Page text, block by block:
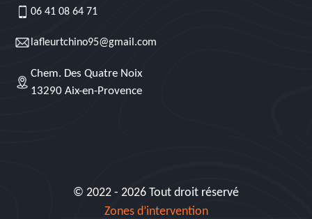
06 41 08 64 71
lafleurtchino95@gmail.com
Chem. Des Quatre Noix
13290 Aix-en-Provence
© 2022 - 2026 Tout droit réservé
Zones d’intervention